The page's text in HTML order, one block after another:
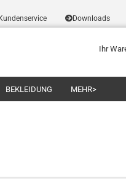
Downloads
Ihr
BEKLEIDUNG MEHR>